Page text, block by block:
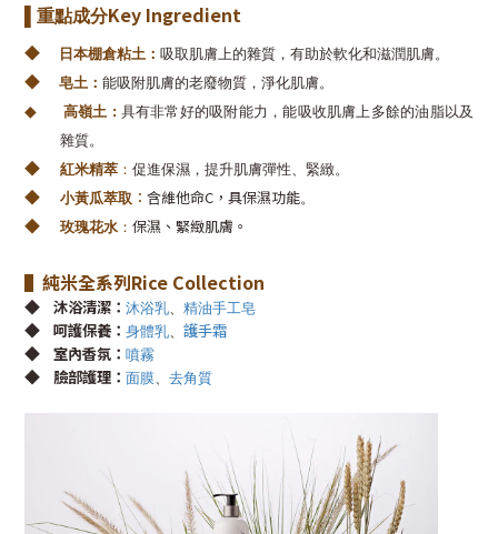
▌重點成分Key Ingredient
◆ 日本棚倉粘土： 吸取肌膚上的雜質，有助於軟化和滋潤肌膚。
◆ 皂土： 能吸附肌膚的老廢物質，淨化肌膚。
◆ 高嶺土 : 具有非常好的吸附能力，能吸收肌膚上多餘的油脂以及
雜質。
◆ 紅米精萃 ： 促進保濕，提升肌膚彈性、緊緻。
◆ 小黃瓜萃取 ： 含維他命C，具保濕功能。
◆ 玫瑰花水 ： 保濕、緊緻肌膚。
▌純米全系列Rice Collection
◆ 沐浴清潔： 沐浴乳 精油手工皂
◆ 呵護保養： 身體乳 護手霜
◆ 室內香氛： 噴霧
◆ 臉部護理： 面膜 去角質